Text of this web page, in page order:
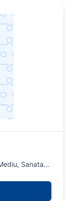
Cultura, Drepturile omului, Educație, Mediu, Sanatate, Social, Sport